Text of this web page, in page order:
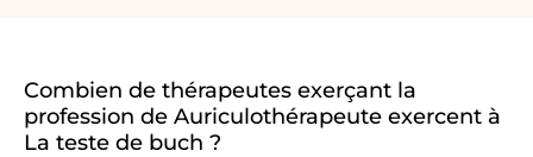
Combien de thérapeutes exerçant la
profession de Auriculothérapeute exercent à
La teste de buch ?